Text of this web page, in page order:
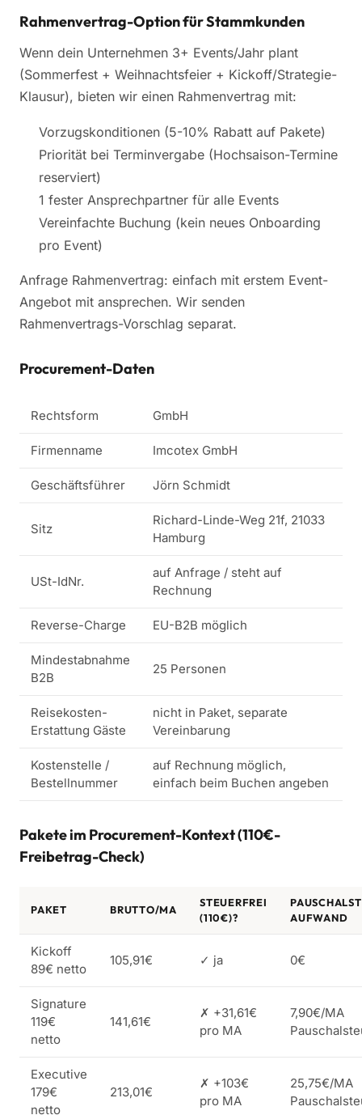
Rahmenvertrag-Option für Stammkunden
Wenn dein Unternehmen 3+ Events/Jahr plant
(Sommerfest + Weihnachtsfeier + Kickoff/Strategie-
Klausur), bieten wir einen Rahmenvertrag mit:
Vorzugskonditionen (5-10% Rabatt auf Pakete)
Priorität bei Terminvergabe (Hochsaison-Termine
reserviert)
1 fester Ansprechpartner für alle Events
Vereinfachte Buchung (kein neues Onboarding
pro Event)
Anfrage Rahmenvertrag: einfach mit erstem Event-
Angebot mit ansprechen. Wir senden
Rahmenvertrags-Vorschlag separat.
Procurement-Daten
Rechtsform GmbH
Firmenname Imcotex GmbH
Geschäftsführer Jörn Schmidt
Sitz
Richard-Linde-Weg 21f, 21033
Hamburg
USt-IdNr.
auf Anfrage / steht auf
Rechnung
Reverse-Charge EU-B2B möglich
Mindestabnahme
B2B
25 Personen
Reisekosten-
Erstattung Gäste
nicht in Paket, separate
Vereinbarung
Kostenstelle /
Bestellnummer
auf Rechnung möglich,
einfach beim Buchen angeben
Pakete im Procurement-Kontext (110€-
Freibetrag-Check)
PAKET BRUTTO/MA
STEUERFREI
(110€)?
AUFWAND
Kickoff
89€ netto
105,91€ ✓ ja 0€
Signature
119€
netto
141,61€
✗ +31,61€
pro MA
7,90€/MA
Executive
179€
netto
213,01€
✗ +103€
pro MA
25,75€/MA